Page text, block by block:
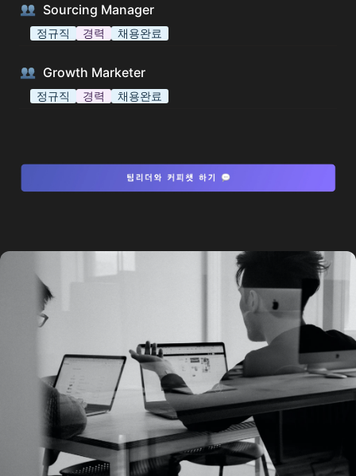
Sourcing Manager
정규직 경력 채용완료
Growth Marketer
정규직 경력 채용완료